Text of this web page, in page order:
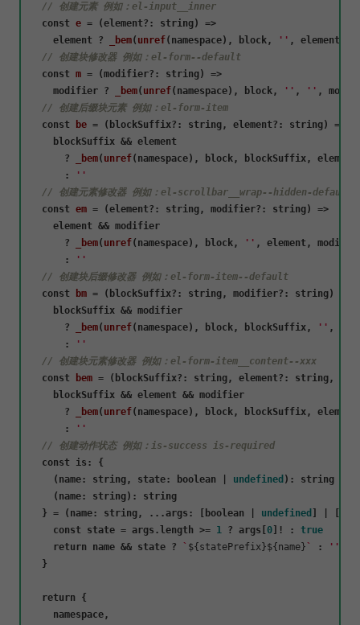
// 创建元素 例如：el-input__inner
const e = (element?: string) =>
    element ?
_bem( unref(namespace), block, '' , element,
// 创建块修改器 例如：el-form--default
const m = (modifier?: string) =>
    modifier ?
_bem( unref(namespace), block, '' , '' ,
// 创建后缀块元素 例如：el-form-item
const
be = ( blockSuffix?: string, element?: string) =>
    blockSuffix && element
      ?
_bem( unref(namespace), block, blockSuffix,
      :
''
// 创建元素修改器 例如：el-scrollbar__wrap--hidden-default
const em = (element?: string, modifier?: string) =>
    element && modifier
      ?
_bem( unref(namespace), block, '' , element,
      :
''
// 创建块后缀修改器 例如：el-form-item--default
const
bm = ( blockSuffix?: string, modifier?: string) =>
    blockSuffix && modifier
      ?
_bem( unref(namespace), block, blockSuffix, '' ,
      :
''
// 创建块元素修改器 例如：el-form-item__content--xxx
const
bem = ( blockSuffix?: string, element?: string,
    blockSuffix && element && modifier
      ?
_bem( unref(namespace), block, blockSuffix,
      :
''
// 创建动作状态 例如：is-success is-required
const
is : {
    (
name: string, state: boolean | undefined ): string
    (
name: string): string
  } =
( name: string, ...args: [boolean | undefined
const state = args. length >= 1 ? args[ 0 ]! : true
return name && state ? ` ${statePrefix}${name} ` :
''
  }
return {
    namespace,